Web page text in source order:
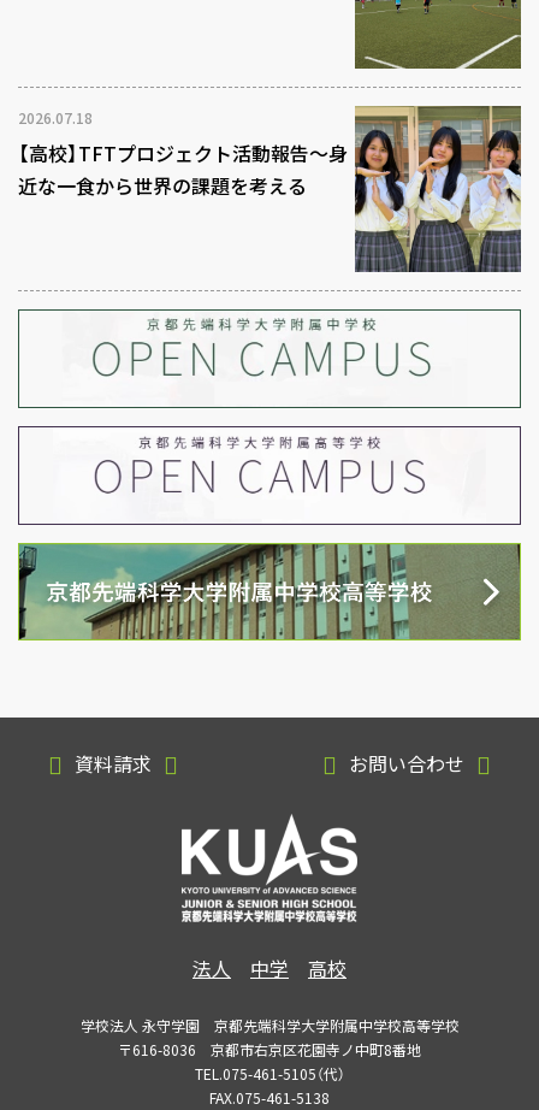
2026.07.18
【高校】TFTプロジェクト活動報告～身
近な一食から世界の課題を考える
資料請求 お問い合わせ
法人 中学 高校
学校法人 永守学園 京都先端科学大学附属中学校高等学校
〒616-8036 京都市右京区花園寺ノ中町8番地
TEL.075-461-5105（代）
FAX.075-461-5138